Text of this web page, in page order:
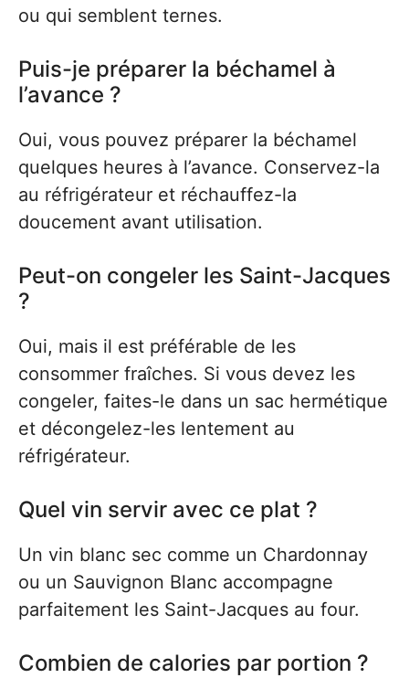
ou qui semblent ternes.
Puis-je préparer la béchamel à
l’avance ?
Oui, vous pouvez préparer la béchamel
quelques heures à l’avance. Conservez-la
au réfrigérateur et réchauffez-la
doucement avant utilisation.
Peut-on congeler les Saint-Jacques
?
Oui, mais il est préférable de les
consommer fraîches. Si vous devez les
congeler, faites-le dans un sac hermétique
et décongelez-les lentement au
réfrigérateur.
Quel vin servir avec ce plat ?
Un vin blanc sec comme un Chardonnay
ou un Sauvignon Blanc accompagne
parfaitement les Saint-Jacques au four.
Combien de calories par portion ?